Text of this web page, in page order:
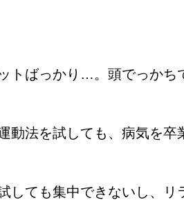
トばっかり…。頭でっか
動法を試しても、病気を卒
しても集中できないし、リ